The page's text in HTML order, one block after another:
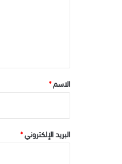
*الاسم*
البريد الإلكتروني*